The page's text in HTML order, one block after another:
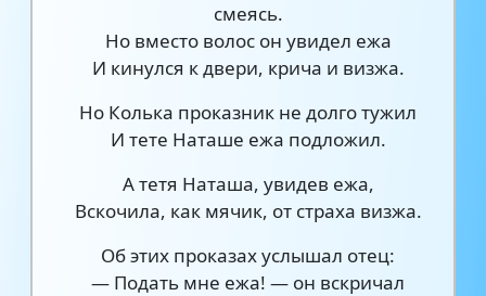
смеясь.
Но вместо волос он увидел ежа
И кинулся к двери, крича и визжа.
Но Колька проказник не долго тужил
И тете Наташе ежа подложил.
А тетя Наташа, увидев ежа,
Вскочила, как мячик, от страха визжа.
Об этих проказах услышал отец:
— Подать мне ежа! — он вскричал